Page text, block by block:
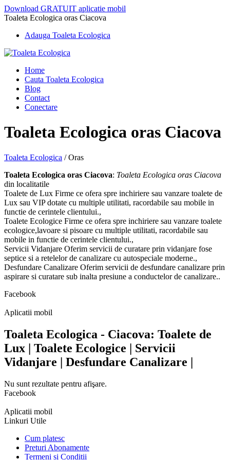
Download GRATUIT aplicatie mobil
Toaleta Ecologica oras Ciacova
Adauga Toaleta Ecologica
Home
Cauta Toaleta Ecologica
Blog
Contact
Conectare
Toaleta Ecologica oras Ciacova
Toaleta Ecologica /Oras
Toaleta Ecologica oras Ciacova: Toaleta Ecologica oras Ciacova
din localitatile
Toalete de Lux Firme ce ofera spre inchiriere sau vanzare toalete de
Lux sau VIP dotate cu multiple utilitati, racordabile sau mobile in
functie de cerintele clientului.,
Toalete Ecologice Firme ce ofera spre inchiriere sau vanzare toalete
ecologice,lavoare si pisoare cu multiple utilitati, racordabile sau
mobile in functie de cerintele clientului.,
Servicii Vidanjare Oferim servicii de curatare prin vidanjare fose
septice si a retelelor de canalizare cu autospeciale moderne.,
Desfundare Canalizare Oferim servicii de desfundare canalizare prin
aspirare si curatare sub inalta presiune a conductelor de canalizare..
Facebook
Aplicatii mobil
Toaleta Ecologica - Ciacova: Toalete de
Lux | Toalete Ecologice | Servicii
Vidanjare | Desfundare Canalizare |
Nu sunt rezultate pentru afişare.
Facebook
Aplicatii mobil
Linkuri Utile
Cum platesc
Preturi Abonamente
Termeni si Conditii